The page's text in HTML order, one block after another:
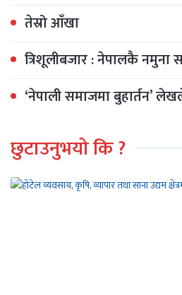
तेस्रो आँखा
त्रिशूलीबजार : नेपालकै नमुना
‘नेपाली समाजमा बुहार्तन’
छुटाउनुभयो कि ?